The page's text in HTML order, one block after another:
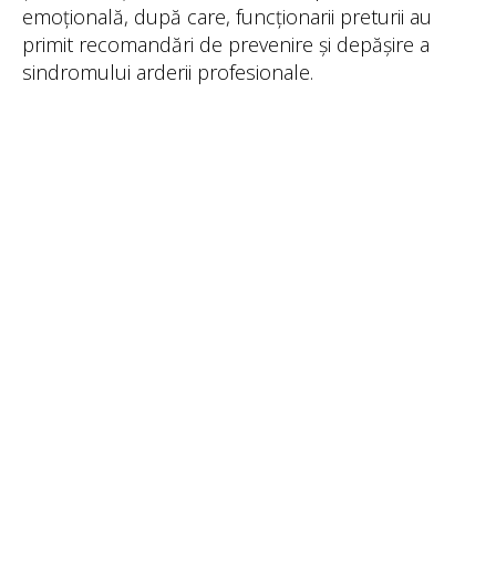
emoțională, după care, funcționarii preturii au
primit recomandări de prevenire și depășire a
sindromului arderii profesionale.